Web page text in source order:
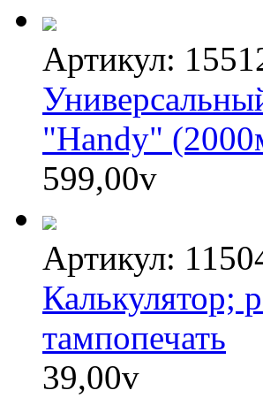
Артикул:
"Handy"
599,00v
Артикул:
Калькулятор;
тампопечать
39,00v